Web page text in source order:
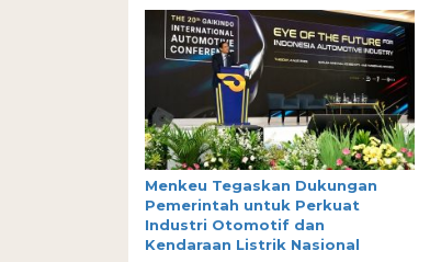
Menkeu Tegaskan Dukungan
Pemerintah untuk Perkuat
Industri Otomotif dan
Kendaraan Listrik Nasional